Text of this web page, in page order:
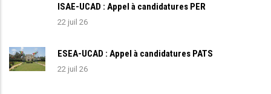
ISAE-UCAD : Appel à candidatures PER
22 juil 26
ESEA-UCAD : Appel à candidatures PATS
22 juil 26